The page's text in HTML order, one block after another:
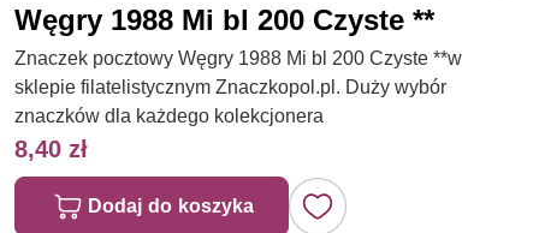
Węgry 1988 Mi bl 200 Czyste **
Znaczek pocztowy Węgry 1988 Mi bl 200 Czyste **w
sklepie filatelistycznym Znaczkopol.pl. Duży wybór
znaczków dla każdego kolekcjonera
8,40 zł
Dodaj do koszyka